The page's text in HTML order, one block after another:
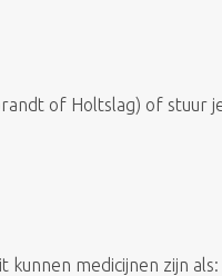
of Holtslag) of stuur
medicijnen zijn als: